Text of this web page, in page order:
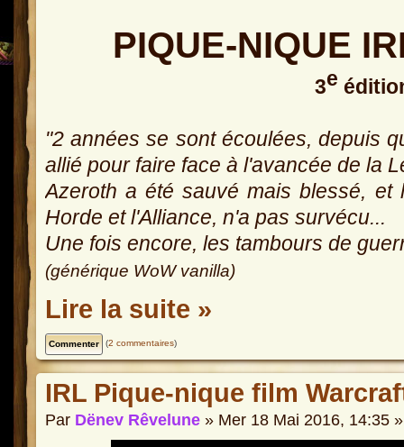
PIQUE-NIQUE
3e
"2 années se sont écoulées, depuis
allié pour faire face à l'avancée de la
Azeroth a été sauvé mais blessé, et
Horde et l'Alliance, n'a pas survécu...
Une fois encore, les tambours de
(générique WoW vanilla)
Lire la suite »
(2 commentaires)
IRL Pique-nique film
Par Dënev Rêvelune » Mer 18 Mai 2016, 14:35